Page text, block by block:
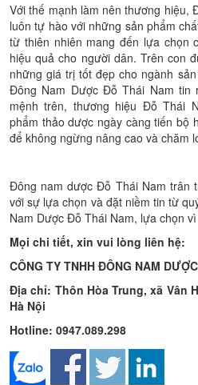
Với thế mạnh làm nên thương hiệu,
luôn tự hào với những sản phẩm
từ thiên nhiên mang đến lựa chọn
hiệu quả cho người dân. Trên con
những giá trị tốt đẹp cho ngành
Đông Nam Dược Đỗ Thái Nam tin
mệnh trên, thương hiệu Đỗ Thái
phẩm thảo dược ngày càng tiến bộ
để không ngừng nâng cao và chăm
Đông nam dược Đỗ Thái Nam trân
với sự lựa chọn và đặt niềm tin từ
Nam Dược Đỗ Thái Nam, lựa chọn
Mọi chi tiết, xin vui lòng liên hệ:
CÔNG TY TNHH ĐÔNG NAM
Địa chỉ: Thôn Hòa Trung, xã Vân
Hà Nội
Hotline: 0947.089.298